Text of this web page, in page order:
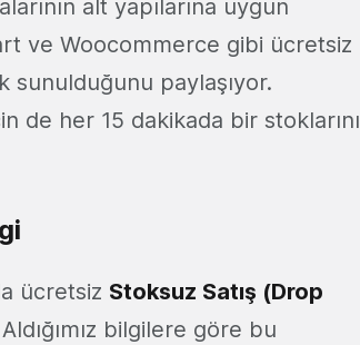
alt yapılarına uygun
ve Woocommerce gibi ücretsiz
sunulduğunu paylaşıyor.
de her 15 dakikada bir stoklarını
ücretsiz Stoksuz Satış (Drop
bilgilere göre bu